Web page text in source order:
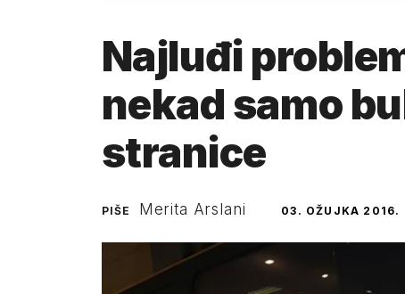
Najluđi
nekad samo
stranice
PIŠE Merita Arslani 03. OŽUJKA 2016.